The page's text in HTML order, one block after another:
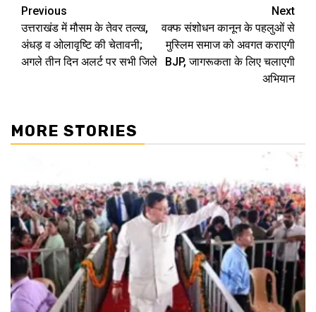
Continue
Reading
Previous
उत्तराखंड में मौसम के तेवर तल्ख,
अंधड़ व ओलावृष्टि की चेतावनी;
अगले तीन दिन अलर्ट पर सभी जिले
Next
वक्फ संशोधन कानून के पहलुओं से
मुस्लिम समाज को अवगत कराएगी
BJP, जागरूकता के लिए चलाएगी
अभियान
MORE STORIES